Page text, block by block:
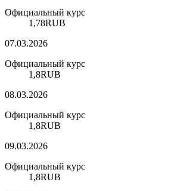
Официальный курс
1,78RUB
07.03.2026
Официальный курс
1,8RUB
08.03.2026
Официальный курс
1,8RUB
09.03.2026
Официальный курс
1,8RUB